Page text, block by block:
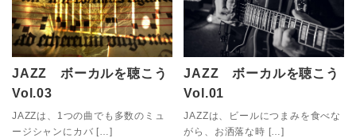
JAZZ ボーカルを聴こう
Vol.03
JAZZは、1つの曲でも多数のミュ
ージシャンにカバ […]
JAZZ ボーカルを聴こう
Vol.01
JAZZは、ビールにつまみを食べな
がら、お洒落な時 […]